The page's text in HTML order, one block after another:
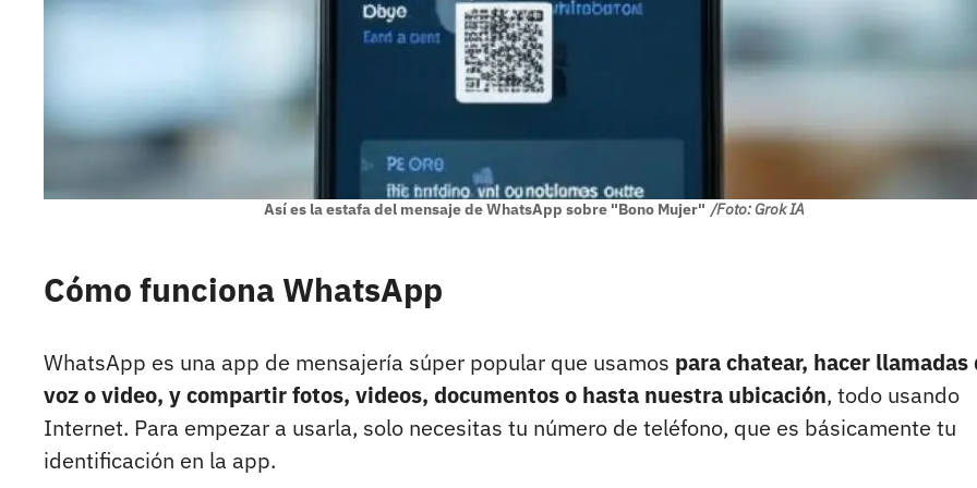
Así es la estafa del mensaje de WhatsApp sobre "Bono Mujer" /Foto: Grok IA
Cómo funciona WhatsApp
WhatsApp es una app de mensajería súper popular que usamos para chatear, hacer llamadas
voz o video, y compartir fotos, videos, documentos o hasta nuestra ubicación, todo usando
Internet. Para empezar a usarla, solo necesitas tu número de teléfono, que es básicamente tu
identificación en la app.